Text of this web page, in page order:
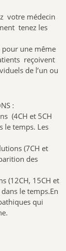
votre médecin
tenez les
pour une même
reçoivent
de l’un ou
:
(4CH et 5CH
le temps. Les
(7CH et
des
(12CH, 15CH et
le temps.En
qui